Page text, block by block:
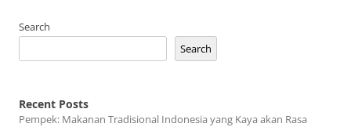
Search
Search
Recent Posts
Pempek: Makanan Tradisional Indonesia yang Kaya akan Rasa